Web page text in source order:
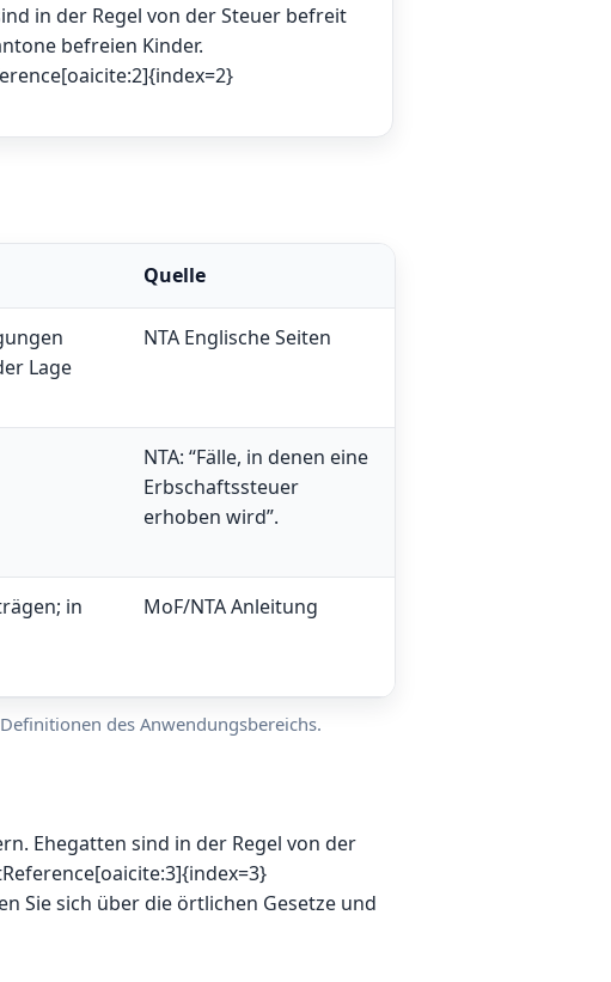
in der Regel von der Steuer befreit
befreien Kinder.
Quelle
Lage
NTA Englische Seiten
NTA: “Fälle, in denen eine
Erbschaftssteuer
erhoben wird”.
in
MoF/NTA Anleitung
des Anwendungsbereichs.
Ehegatten sind in der Regel von der
Sie sich über die örtlichen Gesetze und